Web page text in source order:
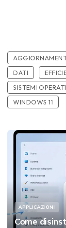
DATI
SISTEMI
WINDOWS 11
APPLICAZIONI
Come